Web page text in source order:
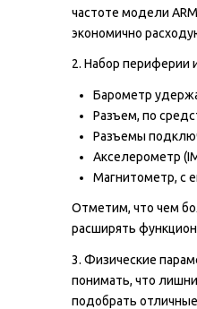
частоте модели
экономично
2. Набор периферии
Барометр
Разъем, по
Разъемы
Акселерометр
Магнитометр, с
Отметим, что чем
расширять
3. Физические
понимать, что
подобрать